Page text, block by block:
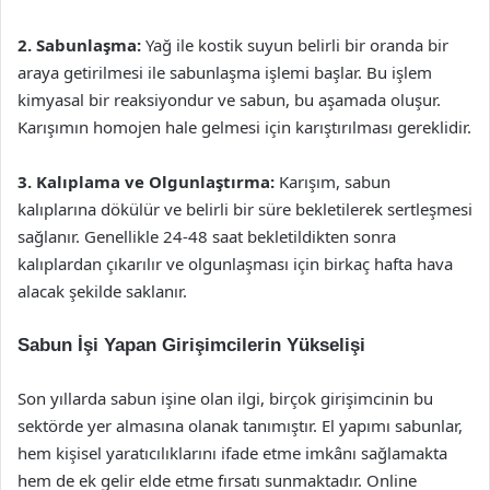
2. Sabunlaşma: Yağ ile kostik suyun belirli bir oranda bir
araya getirilmesi ile sabunlaşma işlemi başlar. Bu işlem
kimyasal bir reaksiyondur ve sabun, bu aşamada oluşur.
Karışımın homojen hale gelmesi için karıştırılması gereklidir.
3. Kalıplama ve Olgunlaştırma: Karışım, sabun
kalıplarına dökülür ve belirli bir süre bekletilerek sertleşmesi
sağlanır. Genellikle 24-48 saat bekletildikten sonra
kalıplardan çıkarılır ve olgunlaşması için birkaç hafta hava
alacak şekilde saklanır.
Sabun İşi Yapan Girişimcilerin Yükselişi
Son yıllarda sabun işine olan ilgi, birçok girişimcinin bu
sektörde yer almasına olanak tanımıştır. El yapımı sabunlar,
hem kişisel yaratıcılıklarını ifade etme imkânı sağlamakta
hem de ek gelir elde etme fırsatı sunmaktadır. Online